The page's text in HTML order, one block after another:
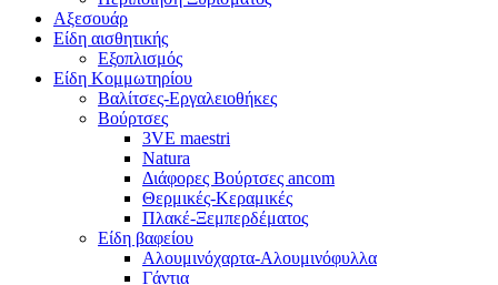
Αξεσουάρ
Είδη αισθητικής
Εξοπλισμός
Είδη Κομμωτηρίου
Βαλίτσες-Εργαλειοθήκες
Βούρτσες
3VE maestri
Natura
Διάφορες Βούρτσες ancom
Θερμικές-Κεραμικές
Πλακέ-Ξεμπερδέματος
Είδη βαφείου
Αλουμινόχαρτα-Αλουμινόφυλλα
Γάντια